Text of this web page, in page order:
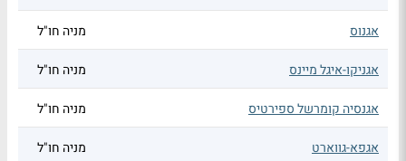
אגנוס מניה חו"ל
אגניקו-איגל מיינס מניה חו"ל
אגנסיה קומרשל ספירטיס מניה חו"ל
אגפא-גווארט מניה חו"ל